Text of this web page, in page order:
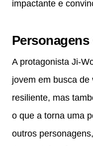
impactante e
A protagonista Ji-
jovem em busca de
resiliente, mas
o que a torna uma
outros